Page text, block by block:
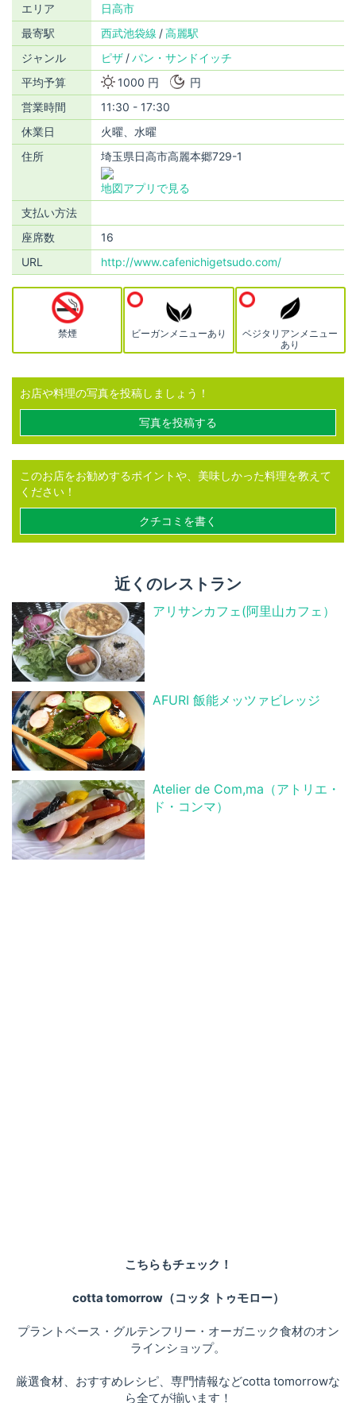
エリア
日高市
最寄駅
西武池袋線
高麗駅
ジャンル
ピザ
パン・サンドイッチ
平均予算
1000 円
円
営業時間
11:30 - 17:30
休業日
火曜、水曜
住所
埼玉県日高市高麗本郷729-1
地図アプリで見る
支払い方法
座席数
16
URL
http://www.cafenichigetsudo.com/
禁煙 ビーガンメニューあり
ベジタリアンメニュー
あり
お店や料理の写真を投稿しましょう！
写真を投稿する
このお店をお勧めするポイントや、美味しかった料理を教えて
ください！
クチコミを書く
近くのレストラン
アリサンカフェ(阿里山カフェ）
AFURI 飯能メッツァビレッジ
Atelier de Com,ma（アトリエ・
ド・コンマ）
こちらもチェック！
cotta tomorrow（コッタ トゥモロー）
プラントベース・グルテンフリー・オーガニック食材のオン
ラインショップ。
厳選食材、おすすめレシピ、専門情報などcotta tomorrowな
ら全てが揃います！